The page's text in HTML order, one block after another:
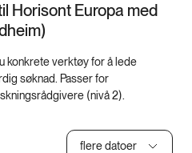
Horisont Europa med
konkrete verktøy for å lede
søknad. Passer for
(nivå 2).
flere datoer